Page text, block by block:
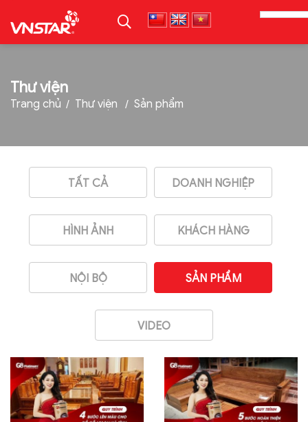
TRANG CHỦ
GIỚI THIỆU
TIN TỨC
TUYỂN DỤNG
TẢI PROFILE
Trang chủ Thư viện Sản phẩm
Thư viện
TẤT CẢ DOANH NGHIỆP
HÌNH ẢNH KHÁCH HÀNG
NỘI BỘ SẢN PHẨM
VIDEO